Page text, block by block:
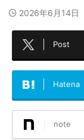
2026年6月14日
Post
Hatena
note